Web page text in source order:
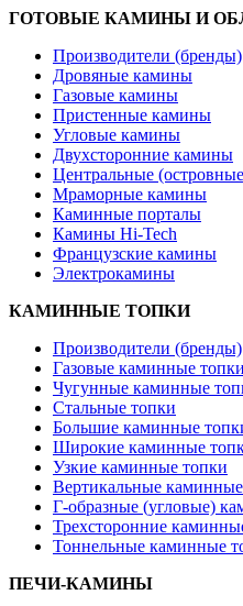
ГОТОВЫЕ КАМИНЫ И
Производители (бренды)
Дровяные камины
Газовые камины
Пристенные камины
Угловые камины
Двухсторонние камины
Центральные
Мраморные камины
Каминные порталы
Камины Hi-Tech
Французские камины
Электрокамины
КАМИННЫЕ ТОПКИ
Производители (бренды)
Газовые каминные топки
Чугунные каминные
Стальные топки
Большие каминные
Широкие каминные
Узкие каминные топки
Вертикальные
Г-образные (угловые)
Трехсторонние
Тоннельные каминные
ПЕЧИ-КАМИНЫ